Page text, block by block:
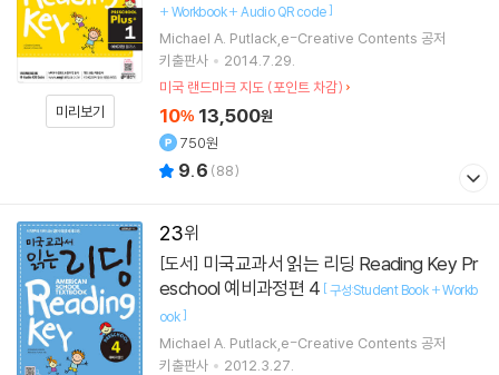
미리보기
+ Workbook + Audio QR code]
Michael A. Putlack,e-Creative Contents 공저
키출판사
2014.7.29.
미국 랜드마크 지도 (포인트 차감)
10% 13,500원
750원
9.6 (88)
23
[도서]
eschool 예비과정편 4 [구성:Student Book + Workb
ook]
Michael A. Putlack,e-Creative Contents 공저
키출판사
2012.3.27.